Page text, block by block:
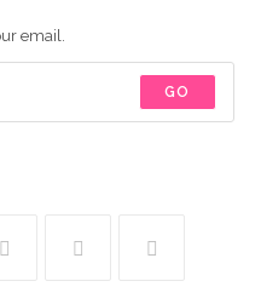
email.
GO